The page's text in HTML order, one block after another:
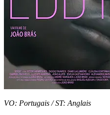
VO: Portugais / ST: Anglais